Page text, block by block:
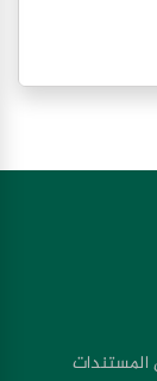
المستندات